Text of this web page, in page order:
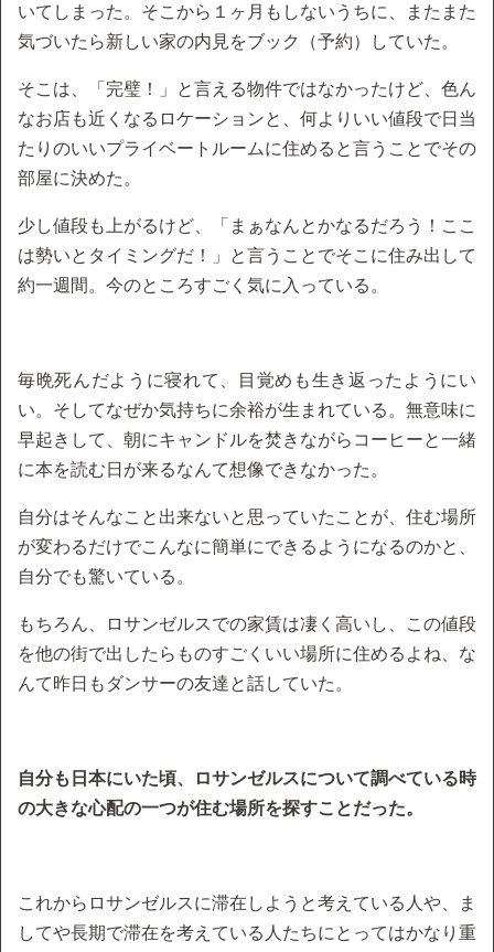
いてしまった。そこから１ヶ月もしないうちに、またまた
気づいたら新しい家の内見をブック（予約）していた。
そこは、「完璧！」と言える物件ではなかったけど、色ん
なお店も近くなるロケーションと、何よりいい値段で日当
たりのいいプライベートルームに住めると言うことでその
部屋に決めた。
少し値段も上がるけど、「まぁなんとかなるだろう！ここ
は勢いとタイミングだ！」と言うことでそこに住み出して
約一週間。今のところすごく気に入っている。
毎晩死んだように寝れて、目覚めも生き返ったようにい
い。そしてなぜか気持ちに余裕が生まれている。無意味に
早起きして、朝にキャンドルを焚きながらコーヒーと一緒
に本を読む日が来るなんて想像できなかった。
自分はそんなこと出来ないと思っていたことが、住む場所
が変わるだけでこんなに簡単にできるようになるのかと、
自分でも驚いている。
もちろん、ロサンゼルスでの家賃は凄く高いし、この値段
を他の街で出したらものすごくいい場所に住めるよね、な
んて昨日もダンサーの友達と話していた。
自分も日本にいた頃、ロサンゼルスについて調べている時
の大きな心配の一つが住む場所を探すことだった。
これからロサンゼルスに滞在しようと考えている人や、ま
してや長期で滞在を考えている人たちにとってはかなり重